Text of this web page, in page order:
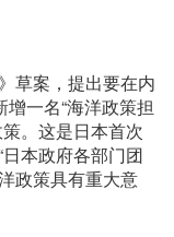
草案，提出要在内
一名“海洋政策担
。这是日本首次
本政府各部门团
政策具有重大意